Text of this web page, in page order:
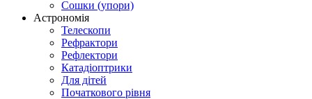
Сошки (упори)
Астрономія
Телескопи
Рефрактори
Рефлектори
Катадіоптрики
Для дітей
Початкового рівня